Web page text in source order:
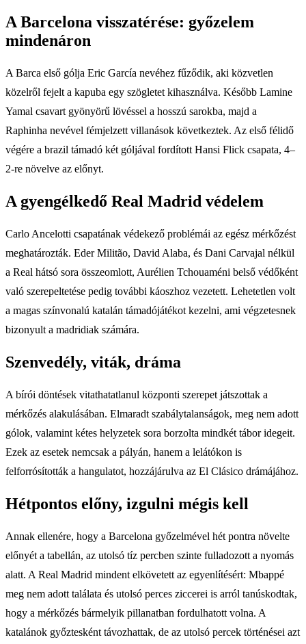
A Barcelona visszatérése: győzelem
mindenáron
A Barca első gólja Eric García nevéhez fűződik, aki közvetlen
közelről fejelt a kapuba egy szögletet kihasználva. Később Lamine
Yamal csavart gyönyörű lövéssel a hosszú sarokba, majd a
Raphinha nevével fémjelzett villanások következtek. Az első félidő
végére a brazil támadó két góljával fordított Hansi Flick csapata, 4–
2-re növelve az előnyt.
A gyengélkedő Real Madrid védelem
Carlo Ancelotti csapatának védekező problémái az egész mérkőzést
meghatározták. Eder Militão, David Alaba, és Dani Carvajal nélkül
a Real hátsó sora összeomlott, Aurélien Tchouaméni belső védőként
való szerepeltetése pedig további káoszhoz vezetett. Lehetetlen volt
a magas színvonalú katalán támadójátékot kezelni, ami végzetesnek
bizonyult a madridiak számára.
Szenvedély, viták, dráma
A bírói döntések vitathatatlanul központi szerepet játszottak a
mérkőzés alakulásában. Elmaradt szabálytalanságok, meg nem adott
gólok, valamint kétes helyzetek sora borzolta mindkét tábor idegeit.
Ezek az esetek nemcsak a pályán, hanem a lelátókon is
felforrósították a hangulatot, hozzájárulva az El Clásico drámájához.
Hétpontos előny, izgulni mégis kell
Annak ellenére, hogy a Barcelona győzelmével hét pontra növelte
előnyét a tabellán, az utolsó tíz percben szinte fulladozott a nyomás
alatt. A Real Madrid mindent elkövetett az egyenlítésért: Mbappé
meg nem adott találata és utolsó perces ziccerei is arról tanúskodtak,
hogy a mérkőzés bármelyik pillanatban fordulhatott volna. A
katalánok győztesként távozhattak, de az utolsó percek történései azt